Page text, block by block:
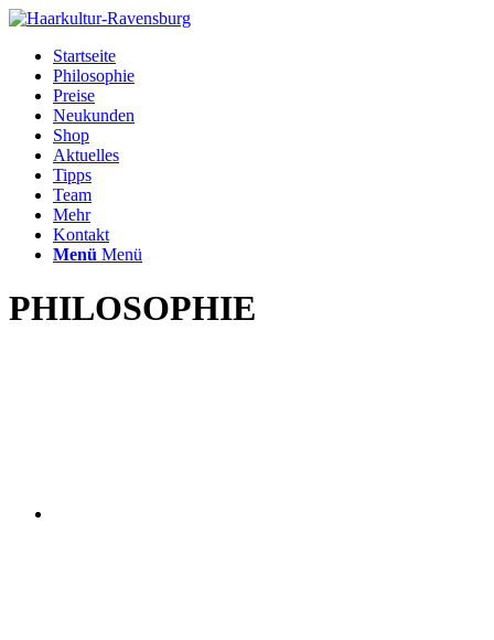
Startseite
Philosophie
Preise
Neukunden
Shop
Aktuelles
Tipps
Team
Mehr
Kontakt
Menü Menü
PHILOSOPHIE